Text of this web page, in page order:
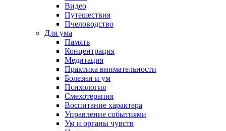
Видео
Путешествия
Пчеловодство
Для ума
Память
Концентрация
Медитация
Практика внимательности
Болезни и ум
Психология
Смехотерапия
Воспитание характера
Управление событиями
Ум и органы чувств